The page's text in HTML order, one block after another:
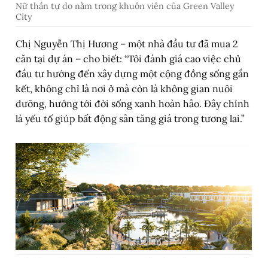
Nữ thần tự do nằm trong khuôn viên của Green Valley
City
Chị Nguyễn Thị Hương – một nhà đầu tư đã mua 2
căn tại dự án – cho biết: “Tôi đánh giá cao việc chủ
đầu tư hướng đến xây dựng một cộng đồng sống gắn
kết, không chỉ là nơi ở mà còn là không gian nuôi
dưỡng, hướng tới đời sống xanh hoàn hảo. Đây chính
là yếu tố giúp bất động sản tăng giá trong tương lai.”